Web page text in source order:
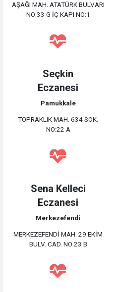
AŞAĞI MAH. ATATÜRK BULVARI
NO:33 G İÇ KAPI NO:1
Seçkin
Eczanesi
Pamukkale
TOPRAKLIK MAH. 634 SOK.
NO:22 A
Sena Kelleci
Eczanesi
Merkezefendi
MERKEZEFENDİ MAH. 29 EKİM
BULV. CAD. NO:23 B